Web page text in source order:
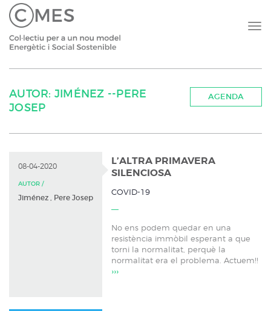
AUTOR: JIMÉNEZ --PERE
JOSEP
AGENDA
08-04-2020
AUTOR /
Jiménez , Pere Josep
L’ALTRA PRIMAVERA
SILENCIOSA
COVID-19
No ens podem quedar en una
resistència immòbil esperant a que
torni la normalitat, perquè la
normalitat era el problema. Actuem!!
›››